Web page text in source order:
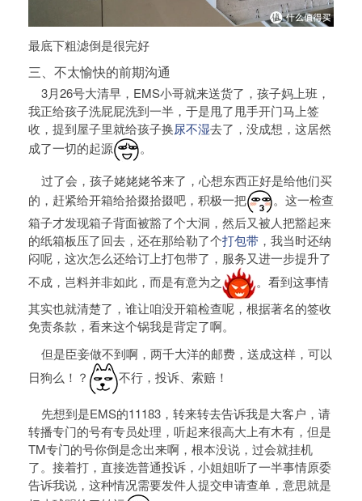
最底下粗滤倒是很完好
三、不太愉快的前期沟通
3月26号大清早，EMS小哥就来送货了，孩子妈上班，
我正给孩子洗屁屁洗到一半，于是甩了甩手开门马上签
收，提到屋子里就给孩子换尿不湿去了，没成想，这居然
成了一切的起源
。
过了会，孩子姥姥姥爷来了，心想东西正好是给他们买
的，赶紧给开箱给拾掇拾掇吧，积极一把
。这一检查
箱子才发现箱子背面被豁了个大洞，然后又被人把豁起来
的纸箱板压了回去，还在那给勒了个打包带 ，我当时还纳
闷呢，这次怎么还给订上打包带了，服务又进一步提升了
不成，岂料并非如此，而是有意为之
。看到这事情
其实也就清楚了，谁让咱没开箱检查呢，根据著名的签收
免责条款，看来这个锅我是背定了啊。
但是臣妾做不到啊，两千大洋的邮费，送成这样，可以
日狗么！？
不行，投诉、索赔！
先想到是EMS的11183，转来转去告诉我是大客户，请
转播专门的号有专员处理，听起来很高大上有木有，但是
TM专门的号你倒是念出来啊，根本没说，过会就挂机
了。接着打，直接选普通投诉，小姐姐听了一半事情原委
告诉我说，这种情况需要发件人提交申请查单，意思就是